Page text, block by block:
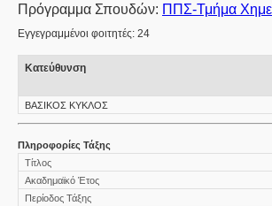
Πρόγραμμα Σπουδών: ΠΠΣ-Τμήμα
Εγγεγραμμένοι φοιτητές: 24
Κατεύθυνση
ΒΑΣΙΚΟΣ ΚΥΚΛΟΣ
Πληροφορίες Τάξης
Τίτλος
Ακαδημαϊκό Έτος
Περίοδος Τάξης